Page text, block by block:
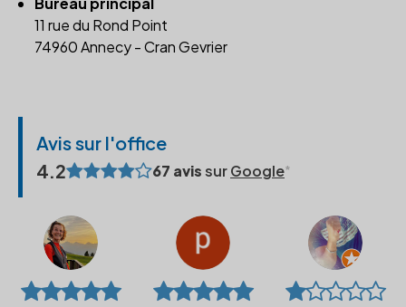
11 rue du Rond Point
74960 Annecy - Cran Gevrier
Avis sur l'office
4.2
67 avissurGoogle